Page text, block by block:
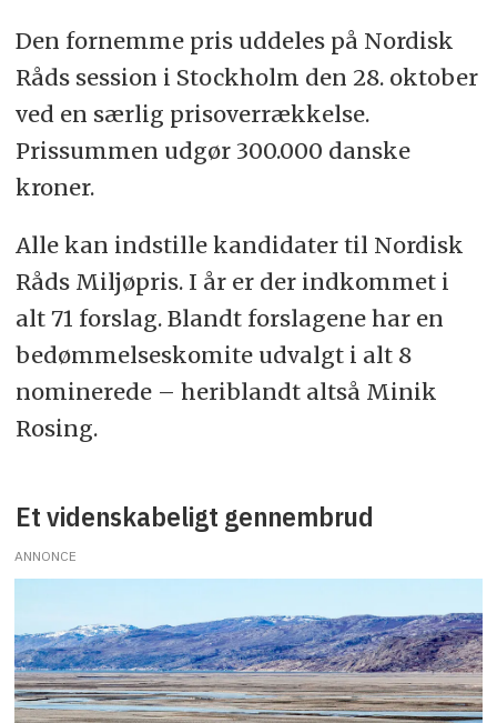
Den fornemme pris uddeles på Nordisk
Råds session i Stockholm den 28. oktober
ved en særlig prisoverrækkelse.
Prissummen udgør 300.000 danske
kroner.
Alle kan indstille kandidater til Nordisk
Råds Miljøpris. I år er der indkommet i
alt 71 forslag. Blandt forslagene har en
bedømmelseskomite udvalgt i alt 8
nominerede – heriblandt altså Minik
Rosing.
Et videnskabeligt gennembrud
ANNONCE